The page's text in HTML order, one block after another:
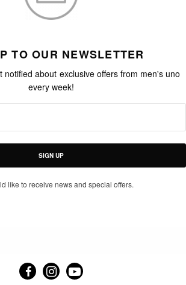
TO OUR NEWSLETTER
notified about exclusive offers from men's uno
every week!
SIGN UP
like to receive news and special offers.